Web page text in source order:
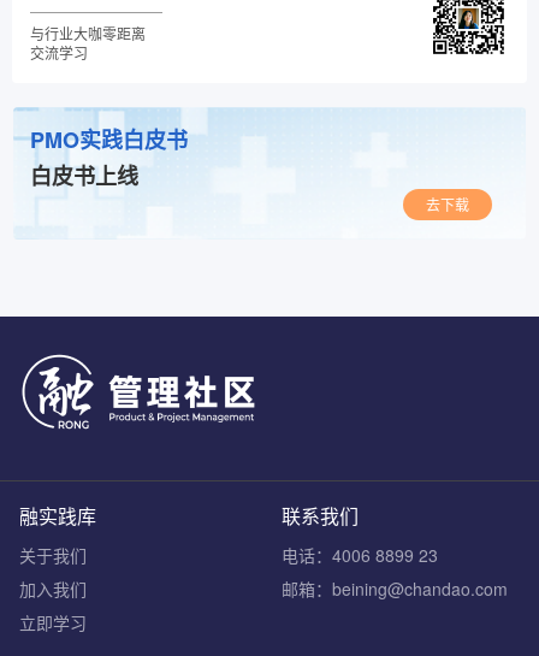
与行业大咖零距离
交流学习
PMO实践白皮书
白皮书上线
去下载
联系我们
电话：4006 8899 23
邮箱：beining@chandao.com
融实践库
关于我们
加入我们
立即学习